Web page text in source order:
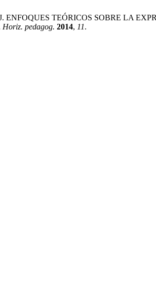
J. ENFOQUES TEÓRICOS SOBRE LA
Horiz. pedagog. 2014, 11.